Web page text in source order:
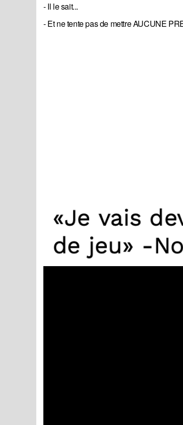
- Il le sait...
- Et ne tente pas de mettre AUCUNE